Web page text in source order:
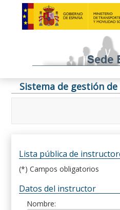
Sistema de gestión
Lista pública de
(*) Campos obligatorios
Datos del instructor
Nombre: